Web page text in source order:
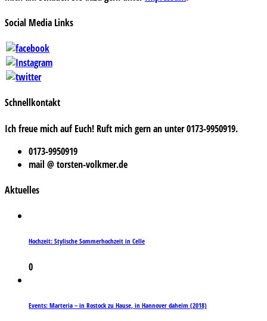
Social Media Links
Schnellkontakt
Ich freue mich auf Euch! Ruft mich gern an unter 0173-9950919.
0173-9950919
mail @ torsten-volkmer.de
Aktuelles
Hochzeit: Stylische Sommerhochzeit in Celle
0
Events: Marteria – in Rostock zu Hause, in Hannover daheim (2018)